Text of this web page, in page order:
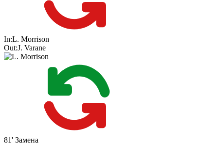
In:L. Morrison
Out:J. Varane
81' Замена